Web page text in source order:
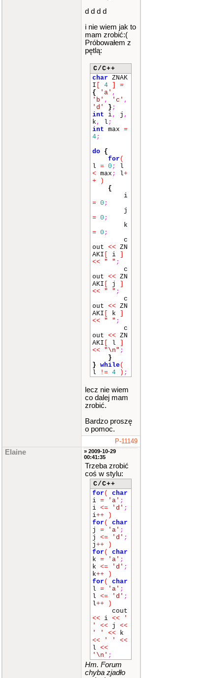
d d d d
i nie wiem jak to
mam zrobić:(
Próbowałem z
pętlą:
C/C++
char ZNAK
I
4
=
{
'a' ,
'b' , 'c' ,
'd'
} ;
int i, j ,
k , l ;
int max =
4;
do {
for (
l = 0 ;
l
< max ; l+
+
)
{
i
= 0 ;
j
= 0 ;
k
= 0 ;
c
out << ZN
AKI
i
<<
" " ;
c
out << ZN
AKI
j
<<
" " ;
c
out << ZN
AKI
k
<<
" " ;
c
out << ZN
AKI
l
<<
"\n" ;
}
} while(
l
!= 4 ) ;
lecz nie wiem
co dalej mam
zrobić.
Bardzo proszę
o pomoc.
P-11149
Elaine
» 2009-10-29
00:41:35
Trzeba zrobić
coś w stylu:
C/C++
for (
char
i = 'a' ;
i <= 'd' ;
i++
)
for (
char
j = 'a' ;
j <= 'd' ;
j++
)
for (
char
k = 'a' ;
k <= 'd' ;
k++
)
for (
char
l = 'a' ;
l <= 'd' ;
l++
)
cout
<< i <<
'
'
<< j <<
' '
<< k
<<
' '
<<
l <<
'\n' ;
Hm. Forum
chyba zjadło